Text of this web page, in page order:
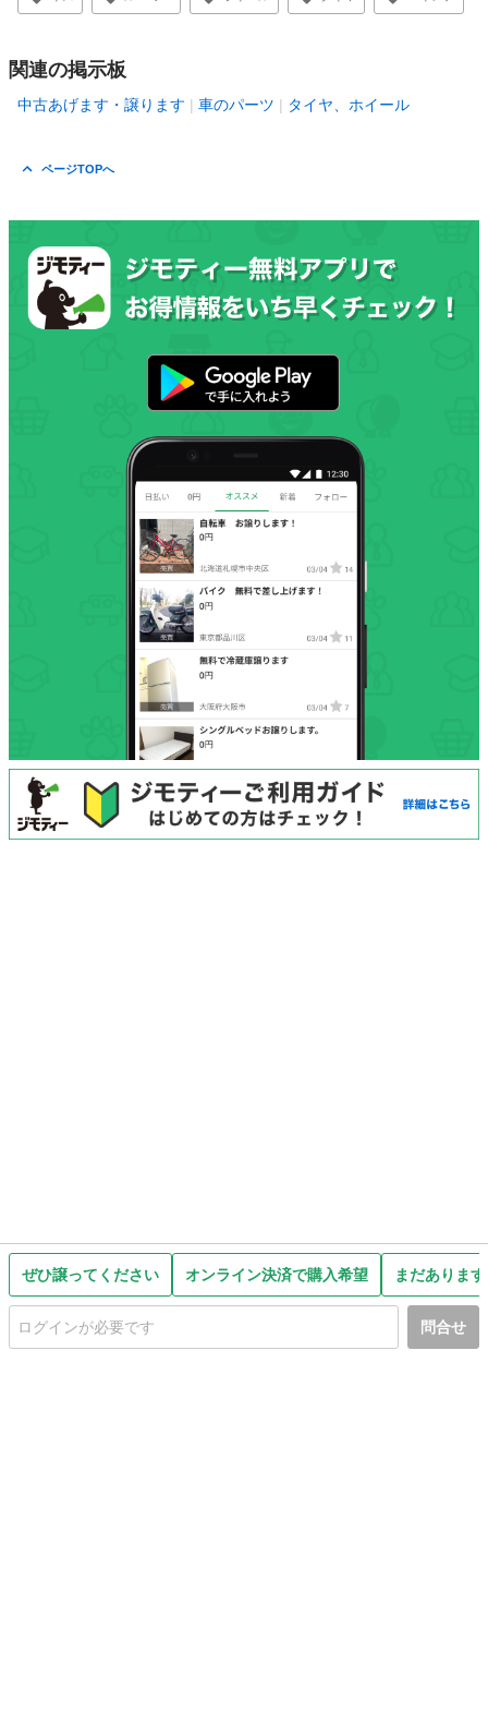
ぜひ譲ってください オンライン決済で購入希望 まだありま
問合せ
関連の掲示板
中古あげます・譲ります 車のパーツ タイヤ、ホイール
ページTOPへ